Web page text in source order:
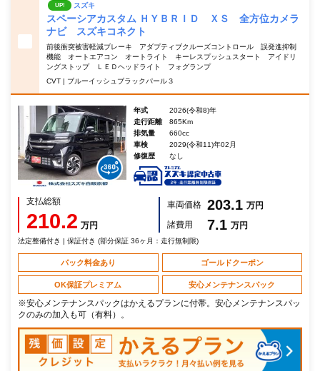
UP! スズキ
スペーシアカスタム ＨＹＢＲＩＤ ＸＳ 全方位カメラ
ナビ スズキコネクト
前後衝突被害軽減ブレーキ アダプティブクルーズコントロール 誤発進抑制
機能 オートエアコン オートライト キーレスプッシュスタート アイドリ
ングストップ ＬＥＤヘッドライト フォグランプ
CVT | ブルーイッシュブラックパール３
年式
2026(令和8)年
走行距離
865Km
排気量
660cc
車検
2029(令和11)年02月
修復歴
なし
支払総額
210.2 万円
車両価格 203.1 万円
諸費用
7.1 万円
法定整備付き | 保証付き (部分保証 36ヶ月：走行無制限)
パック料金あり ゴールドクーポン
OK保証プレミアム 安心メンテナンスパック
※安心メンテナンスパックはかえるプランに付帯。安心メンテナンスパッ
クのみの加入も可（有料）。